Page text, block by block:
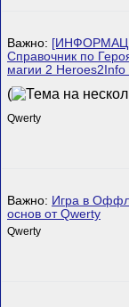
Важно:
Справочник по
магии 2 Heroes2Info
(
Qwerty
Важно: Игра в
основ от Qwerty
Qwerty